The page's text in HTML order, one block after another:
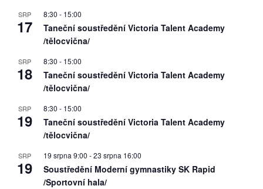
SRP
17
8:30 - 15:00
Taneční soustředění Victoria Talent Academy
/tělocvična/
SRP
18
8:30 - 15:00
Taneční soustředění Victoria Talent Academy
/tělocvična/
SRP
19
8:30 - 15:00
Taneční soustředění Victoria Talent Academy
/tělocvična/
SRP
19
19 srpna 9:00 -23 srpna 16:00
Soustředění Moderní gymnastiky SK Rapid
/Sportovní hala/